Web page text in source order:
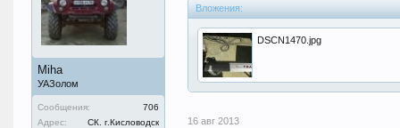
Miha
УАЗолом
Сообщения:
706
Адрес:
СК. г.Кисловодск
Вложения:
DSCN1470.jpg
16 авг 2013